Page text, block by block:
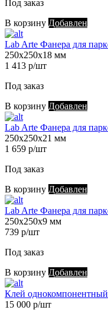
Под заказ
В корзину Добавлен
Lab Arte Фанера для
250х250х18 мм
1 413 р/шт
Под заказ
В корзину Добавлен
Lab Arte Фанера для
250х250х21 мм
1 659 р/шт
Под заказ
В корзину Добавлен
Lab Arte Фанера для
250х250х9 мм
739 р/шт
Под заказ
В корзину Добавлен
Клей
15 000 р/шт